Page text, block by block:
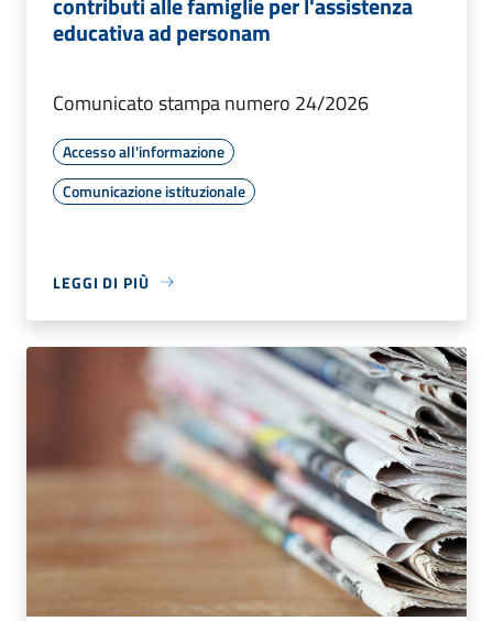
educativa ad personam
Comunicato stampa numero 24/2026
Accesso all'informazione
Comunicazione istituzionale
LEGGI DI PIÙ